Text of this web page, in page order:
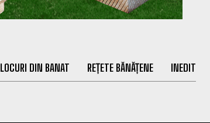
LOCURI DIN BANAT REȚETE BĂNĂȚENE INEDIT